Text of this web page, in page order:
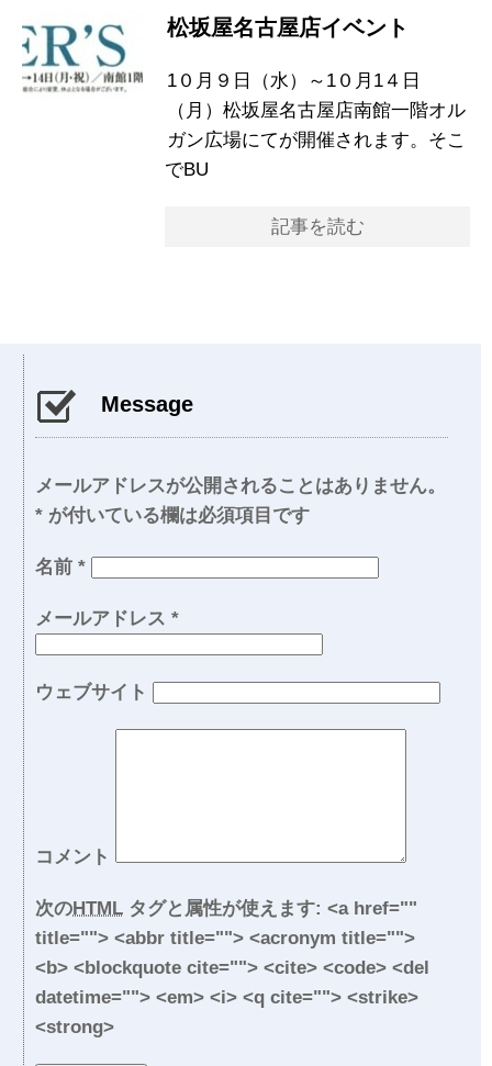
松坂屋名古屋店イベント
1０月９日（水）～1０月1４日
（月）松坂屋名古屋店南館一階オル
ガン広場にてが開催されます。そこ
でBU
記事を読む
Message
メールアドレスが公開されることはありません。
* が付いている欄は必須項目です
名前 *
メールアドレス *
ウェブサイト
コメント
次のHTML タグと属性が使えます: <a href=""
title=""> <abbr title=""> <acronym title="">
<b> <blockquote cite=""> <cite> <code> <del
datetime=""> <em> <i> <q cite=""> <strike>
<strong>